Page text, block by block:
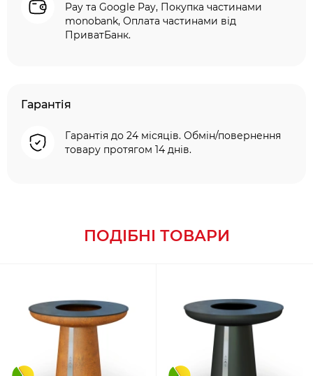
Pay та Google Pay, Покупка частинами
monobank, Оплата частинами від
ПриватБанк.
Гарантія
Гарантія до 24 місяців. Обмін/повернення
товару протягом 14 днів.
ПОДІБНІ ТОВАРИ